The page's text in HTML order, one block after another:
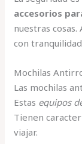
accesorios
nuestras
con
Mochilas
Las mochilas
Estas equipos
Tienen
viajar.